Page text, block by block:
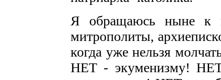
Я обращаюсь ныне к
митрополиты,
когда уже нельзя
НЕТ - экуменизму!